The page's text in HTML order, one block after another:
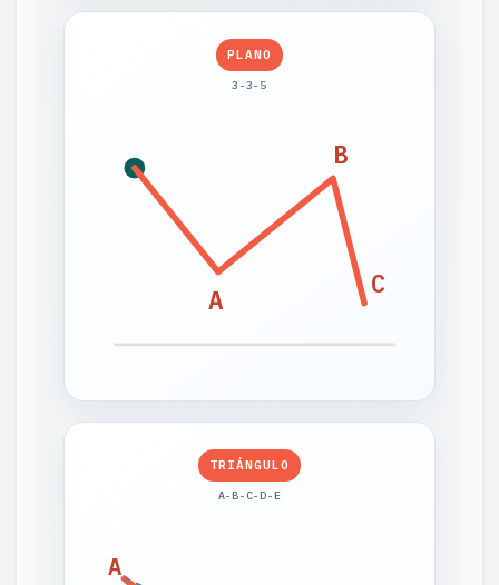
PLANO
3-3-5
A
B
C
TRIÁNGULO
A-B-C-D-E
A